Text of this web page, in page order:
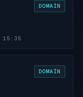
DOMAIN
15:35
DOMAIN